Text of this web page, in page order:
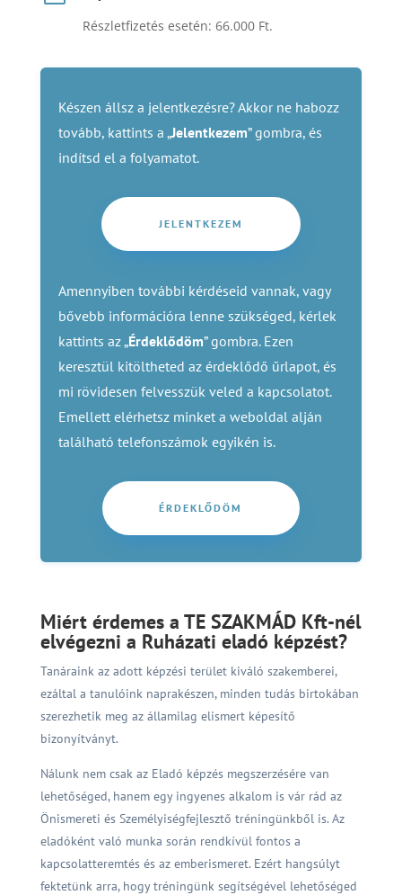
Részletfizetés esetén: 66.000 Ft.
Készen állsz a jelentkezésre? Akkor ne habozz
tovább, kattints a „Jelentkezem” gombra, és
indítsd el a folyamatot.
JELENTKEZEM
Amennyiben további kérdéseid vannak, vagy
bővebb információra lenne szükséged, kérlek
kattints az „Érdeklődöm” gombra. Ezen
keresztül kitöltheted az érdeklődő űrlapot, és
mi rövidesen felvesszük veled a kapcsolatot.
Emellett elérhetsz minket a weboldal alján
található telefonszámok egyikén is.
ÉRDEKLŐDÖM
Miért érdemes a TE SZAKMÁD Kft-nél
elvégezni a Ruházati eladó képzést?
Tanáraink az adott képzési terület kiváló szakemberei,
ezáltal a tanulóink naprakészen, minden tudás birtokában
szerezhetik meg az államilag elismert képesítő
bizonyítványt.
Nálunk nem csak az Eladó képzés megszerzésére van
lehetőséged, hanem egy ingyenes alkalom is vár rád az
Önismereti és Személyiségfejlesztő tréningünkből is. Az
eladóként való munka során rendkívül fontos a
kapcsolatteremtés és az emberismeret. Ezért hangsúlyt
fektetünk arra, hogy tréningünk segítségével lehetőséged